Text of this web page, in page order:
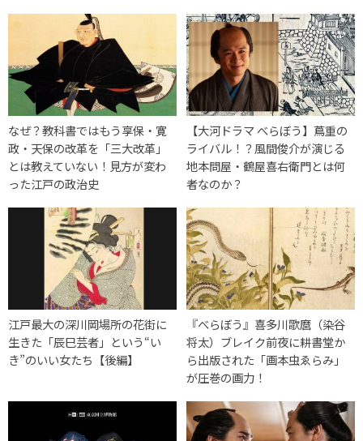
なぜ？教科書ではもう享保・寛
政・天保の改革を「三大改革」
とは教えていない！見方が変わ
った江戸の政治史
【大河ドラマ べらぼう】蔦重の
ライバル！？風間俊介が演じる
地本問屋・鶴屋喜右衛門とは何
者なのか？
江戸最大の深川岡場所の花街に
生きた「辰巳芸者」という“い
き”のいい女たち【後編】
『べらぼう』喜多川歌麿（染谷
将太）ブレイク前夜に耕書堂か
ら出版された「画本虫ゑらみ」
が圧巻の画力！